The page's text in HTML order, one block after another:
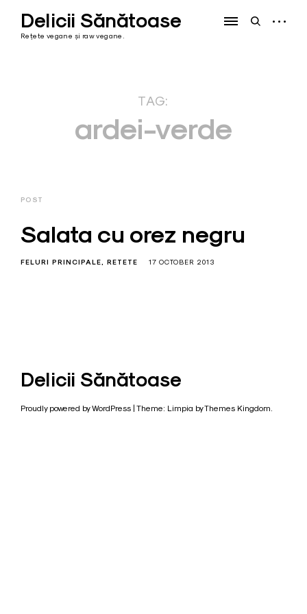
contentDelicii Sănătoase
Rețete vegane și raw vegane.
openopen
TAG:
ardei-verde
POST
Salata cu orez negru
FELURI PRINCIPALE RETETE 17 OCTOBER 2013
Delicii Sănătoase
Proudly powered by WordPress | Theme: Limpia byThemes Kingdom